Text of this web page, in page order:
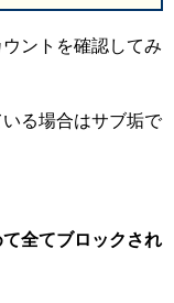
ントを確認してみ
る場合はサブ垢で
全てブロックされ